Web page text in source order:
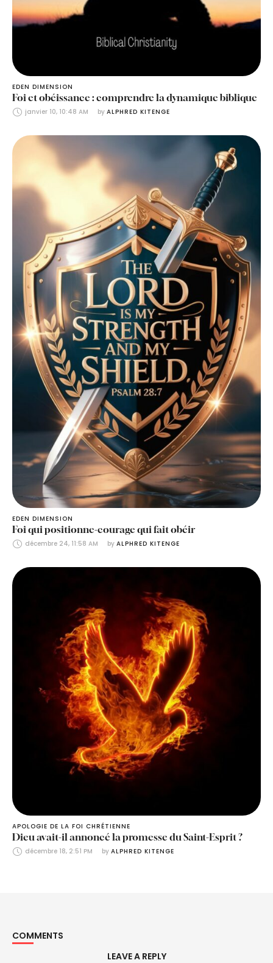
EDEN DIMENSION
Foi et obéissance : comprendre la dynamique biblique
janvier 10, 10:48 AM by ALPHRED KITENGE
EDEN DIMENSION
Foi qui positionne-courage qui fait obéir
décembre 24, 11:58 AM by ALPHRED KITENGE
APOLOGIE DE LA FOI CHRÉTIENNE
Dieu avait-il annoncé la promesse du Saint-Esprit ?
décembre 18, 2:51 PM by ALPHRED KITENGE
COMMENTS
LEAVE A REPLY